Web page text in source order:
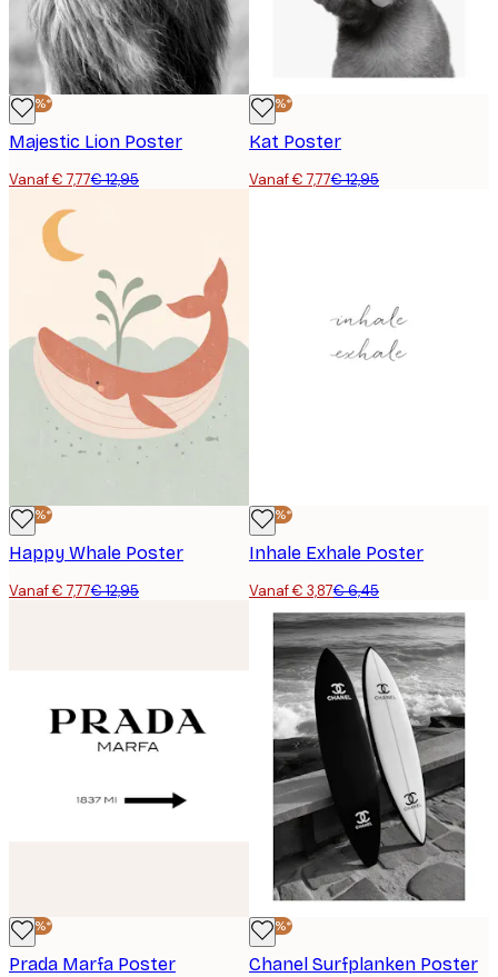
-40%*
Majestic Lion Poster
Vanaf € 7,77€ 12,95
-40%*
Kat Poster
Vanaf € 7,77€ 12,95
-40%*
Happy Whale Poster
Vanaf € 7,77€ 12,95
-40%*
Inhale Exhale Poster
Vanaf € 3,87€ 6,45
-40%*
Prada Marfa Poster
-40%*
Chanel Surfplanken Poster